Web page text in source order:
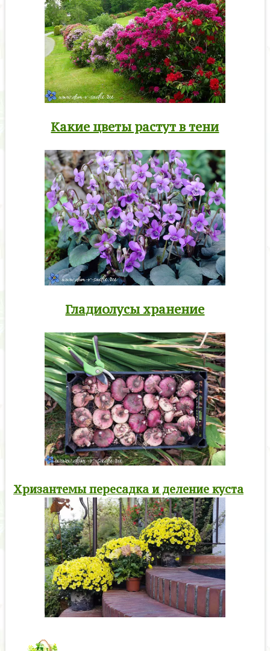
Какие цветы растут в тени
Гладиолусы хранение
Хризантемы пересадка и деление куста